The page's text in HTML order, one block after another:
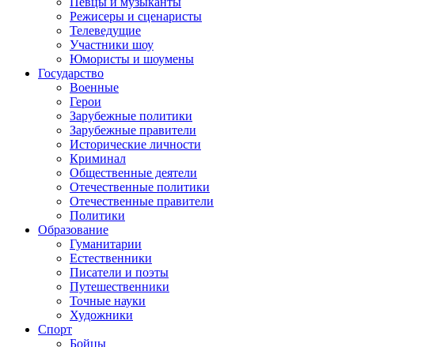
Режисеры и сценаристы
Телеведущие
Участники шоу
Юмористы и шоумены
Государство
Военные
Герои
Зарубежные политики
Зарубежные правители
Исторические личности
Криминал
Общественные деятели
Отечественные политики
Отечественные правители
Политики
Образование
Гуманитарии
Естественники
Писатели и поэты
Путешественники
Точные науки
Художники
Спорт
Бойцы